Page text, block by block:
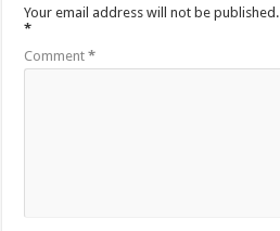
Your email address will not be published.
*
Comment*